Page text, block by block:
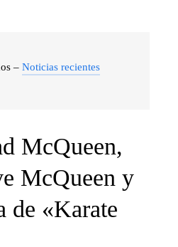
– Noticias recientes
McQueen,
McQueen y
de «Karate